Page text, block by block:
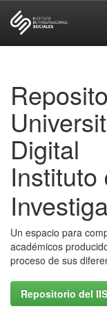
Digital
Instituto
Un espacio para
académicos
proceso de sus
Repositorio del